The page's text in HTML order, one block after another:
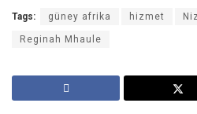
Tags: güney afrika hizmet
Reginah Mhaule